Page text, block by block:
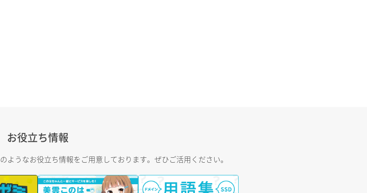
お役立ち情報
うなお役立ち情報をご用意しております。ぜひご活用ください。